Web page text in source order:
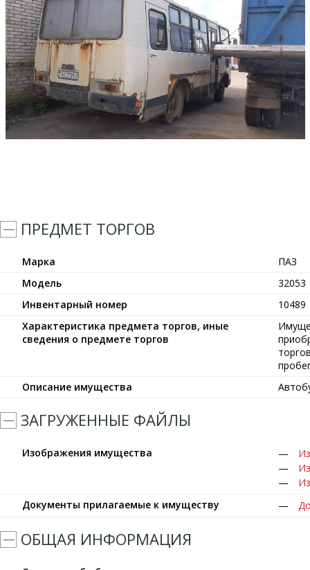
ПРЕДМЕТ ТОРГОВ
Марка
ПАЗ
Модель
32053
Инвентарный номер
10489
Характеристика предмета торгов, иные
сведения о предмете торгов
Описание имущества
ЗАГРУЖЕННЫЕ ФАЙЛЫ
Изображения имущества
Документы прилагаемые к имуществу
ОБЩАЯ ИНФОРМАЦИЯ